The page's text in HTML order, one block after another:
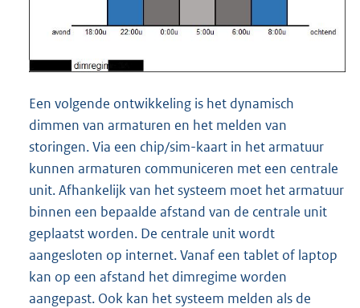
Een volgende ontwikkeling is het dynamisch
dimmen van armaturen en het melden van
storingen. Via een chip/sim-kaart in het armatuur
kunnen armaturen communiceren met een centrale
unit. Afhankelijk van het systeem moet het armatuur
binnen een bepaalde afstand van de centrale unit
geplaatst worden. De centrale unit wordt
aangesloten op internet. Vanaf een tablet of laptop
kan op een afstand het dimregime worden
aangepast. Ook kan het systeem melden als de